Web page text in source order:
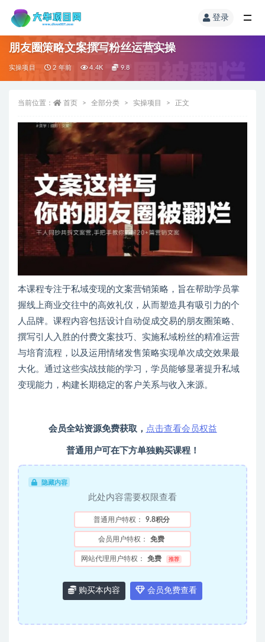
登录
朋友圈策略文案撰写粉丝运营实操
实操项目 2 年前 4.4K 9.8
当前位置： 首页 全部分类 实操项目 正文
本课程专注于私域变现的文案营销策略，旨在帮助学员掌
握线上商业交往中的高效礼仪，从而塑造具有吸引力的个
人品牌。课程内容包括设计自动促成交易的朋友圈策略、
撰写引人入胜的付费文案技巧、实施私域粉丝的精准运营
与培育流程，以及运用情绪发售策略实现单次成交效果最
大化。通过这些实战技能的学习，学员能够显著提升私域
变现能力，构建长期稳定的客户关系与收入来源。
会员全站资源免费获取， 点击查看会员权益
普通用户可在下方单独购买课程！
隐藏内容
此处内容需要权限查看
普通用户特权： 9.8积分
会员用户特权： 免费
网站代理用户特权： 免费 推荐
购买本内容 会员免费查看